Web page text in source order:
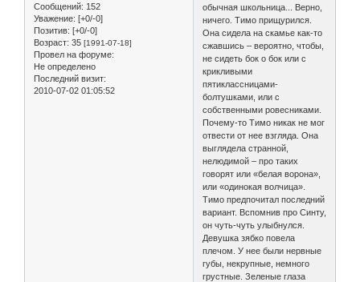
Сообщений: 152
Уважение: [+0/-0]
Позитив: [+0/-0]
Возраст: 35 [1991-07-18]
Провел на форуме:
Не определено
Последний визит:
2010-07-02 01:05:52
обычная школьница... Верно,
ничего. Тимо прищурился.
Она сидела на скамье как-то
сжавшись – вероятно, чтобы,
не сидеть бок о бок или с
крикливыми
пятиклассницами-
болтушками, или с
собственными ровесниками.
Почему-то Тимо никак не мог
отвести от нее взгляда. Она
выглядела странной,
нелюдимой – про таких
говорят или «белая ворона»,
или «одинокая волчица».
Тимо предпочитал последний
вариант. Вспомнив про Синту,
он чуть-чуть улыбнулся.
Девушка зябко повела
плечом. У нее были нервные
губы, некрупные, немного
грустные. Зеленые глаза